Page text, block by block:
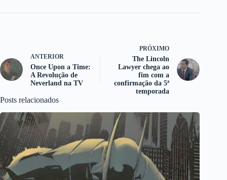
ANTERIOR
Once Upon a Time:
A Revolução de
Neverland na TV
PRÓXIMO
The Lincoln
Lawyer chega ao
fim com a
confirmação da 5ª
temporada
Posts relacionados